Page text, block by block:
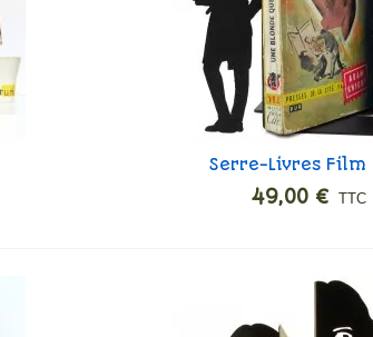
Ajouter
Serre-Livres Film
49,00 € TTC